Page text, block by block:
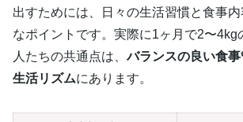
出すためには、日々の生活習慣と食事
なポイントです。実際に1ヶ月で2〜4kg
人たちの共通点は、バランスの良い食事
生活リズムにあります。